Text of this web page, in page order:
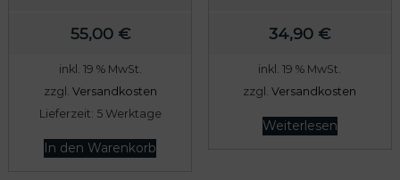
8
,
0
55,00 €
inkl. 19 % MwSt.
zzgl. Versandkosten
Lieferzeit: 5 Werktage
In den Warenkorb
34,90 €
inkl. 19 % MwSt.
zzgl.Versandkosten
Weiterlesen